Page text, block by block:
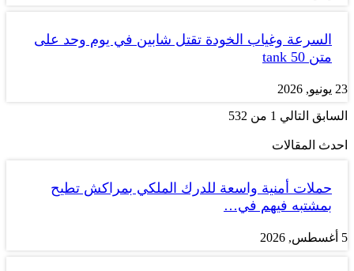
السرعة وغياب الخودة تقتل شابين في يوم وحد على
متن tank 50
23 يونيو, 2026
السابق التالي 1 من 532
احدث المقالات
حملات أمنية واسعة للدرك الملكي بمراكش تطيح
بمشتبه فيهم في…
5 أغسطس, 2026